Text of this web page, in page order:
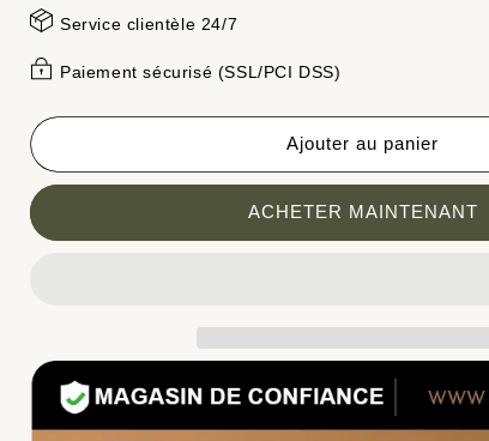
🔥
Ventilateur
à
🔥
Ventilateur
pliable
à
Service clientèle 24/7
Paiement sécurisé (SSL/PCI DSS)
Ajouter au panier
ACHETER MAINTENANT